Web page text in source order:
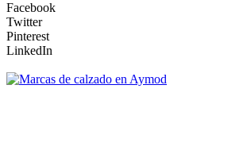
Facebook
Twitter
Pinterest
LinkedIn